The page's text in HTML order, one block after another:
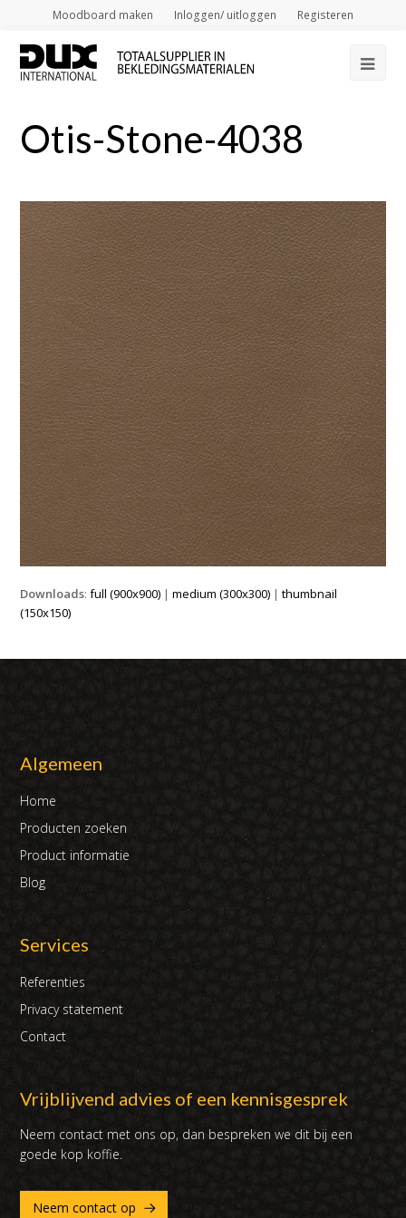
Moodboard maken Inloggen/ uitloggen Registeren
Otis-Stone-4038
Downloads:full (900x900) |medium (300x300) |thumbnail
(150x150)
Algemeen
Home
Producten zoeken
Product informatie
Blog
Services
Referenties
Privacy statement
Contact
Vrijblijvend advies of een kennisgesprek
Neem contact met ons op, dan bespreken we dit bij een
goede kop koffie.
Neem contact op